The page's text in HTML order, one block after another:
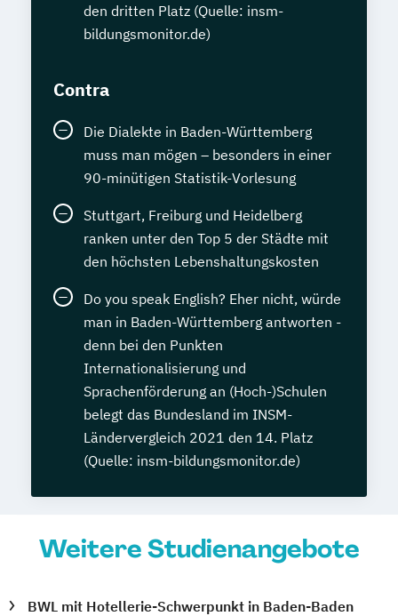
den dritten Platz (Quelle: insm-
bildungsmonitor.de)
Contra
Die Dialekte in Baden-Württemberg
muss man mögen – besonders in einer
90-minütigen Statistik-Vorlesung
Stuttgart, Freiburg und Heidelberg
ranken unter den Top 5 der Städte mit
den höchsten Lebenshaltungskosten
Do you speak English? Eher nicht, würde
man in Baden-Württemberg antworten -
denn bei den Punkten
Internationalisierung und
Sprachenförderung an (Hoch-)Schulen
belegt das Bundesland im INSM-
Ländervergleich 2021 den 14. Platz
(Quelle: insm-bildungsmonitor.de)
Weitere Studienangebote
BWL mit Hotellerie-Schwerpunkt in Baden-Baden